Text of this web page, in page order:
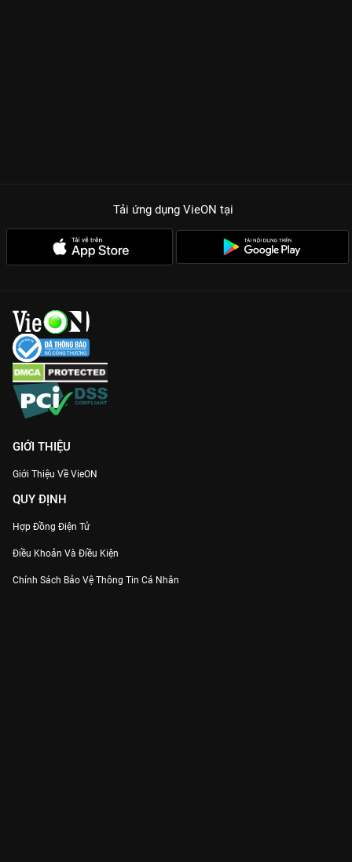
Tải ứng dụng VieON tại
GIỚI THIỆU
Giới Thiệu Về VieON
QUY ĐỊNH
Hợp Đồng Điện Tử
Điều Khoản Và Điều Kiện
Chính Sách Bảo Vệ Thông Tin Cá Nhân